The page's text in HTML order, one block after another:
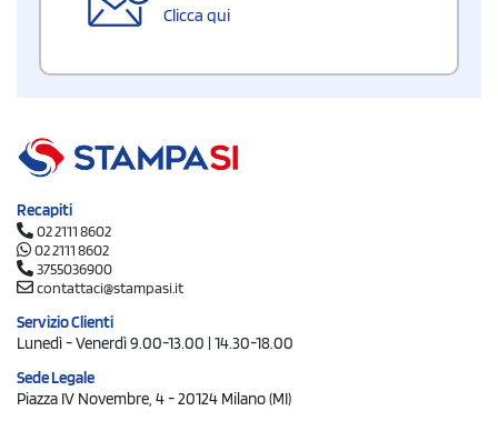
Clicca qui
Recapiti
02 2111 8602
02 2111 8602
3755036900
contattaci@stampasi.it
Servizio Clienti
Lunedì - Venerdì 9.00-13.00 | 14.30-18.00
Sede Legale
Piazza IV Novembre, 4 - 20124 Milano (MI)